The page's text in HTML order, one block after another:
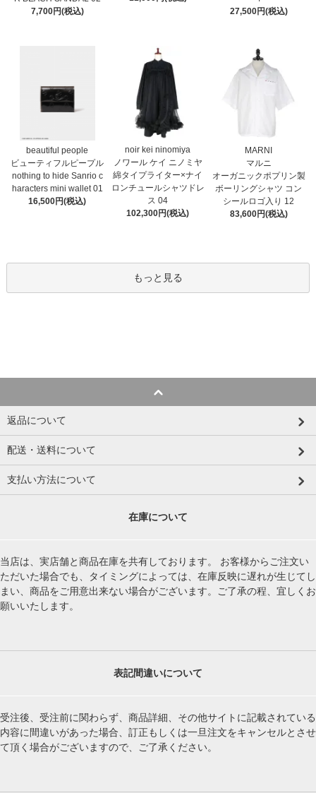
7,700円(税込)
27,500円(税込)
beautiful people
ビューティフルピープル
nothing to hide Sanrio c
haracters mini wallet⁠ 01
16,500円(税込)
noir kei ninomiya
ノワール ケイ ニノミヤ
綿タイプライター×ナイ
ロンチュールシャツドレ
ス 04
102,300円(税込)
MARNI
マルニ
オーガニックポプリン製
ボーリングシャツ コン
シールロゴ入り 12
83,600円(税込)
もっと見る
返品について
配送・送料について
支払い方法について
在庫について
当店は、実店舗と商品在庫を共有しております。 お客様からご注文い
ただいた場合でも、タイミングによっては、在庫反映に遅れが生じてし
まい、商品をご用意出来ない場合がございます。ご了承の程、宜しくお
願いいたします。
表記間違いについて
受注後、受注前に関わらず、商品詳細、その他サイトに記載されている
内容に間違いがあった場合、訂正もしくは一旦注文をキャンセルとさせ
て頂く場合がございますので、ご了承ください。